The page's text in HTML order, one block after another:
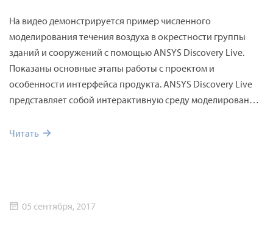
На видео демонстрируется пример численного
моделирования течения воздуха в окрестности группы
зданий и сооружений с помощью ANSYS Discovery Live.
Показаны основные этапы работы с проектом и
особенности интерфейса продукта. ANSYS Discovery Live
представляет собой интерактивную среду моделирования
технологических решений.
Читать
05 сентября, 2017